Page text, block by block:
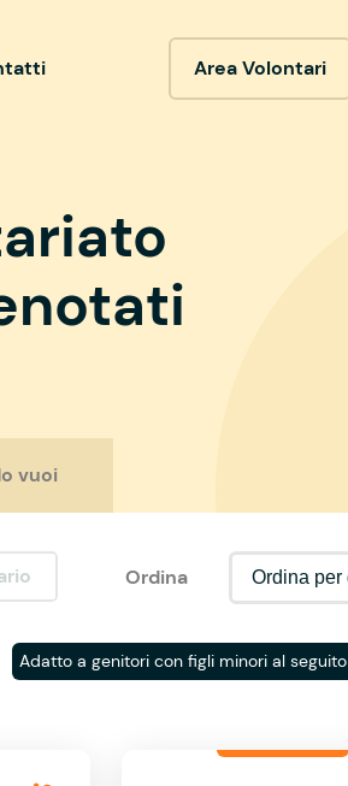
Area Volontari
vuoi
Ordina
Adatto a genitori con figli minori al seguito